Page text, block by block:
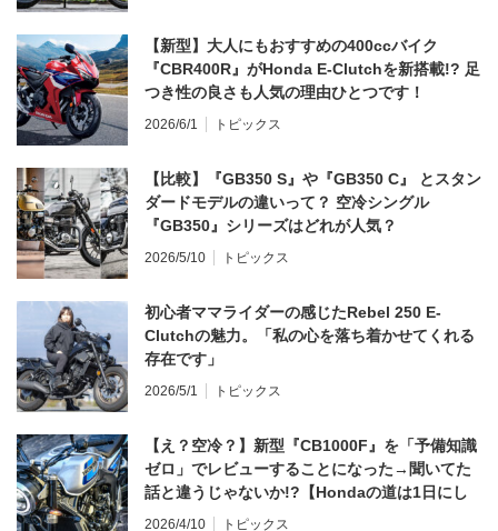
【新型】大人にもおすすめの400ccバイク
『CBR400R』がHonda E-Clutchを新搭載!? 足
つき性の良さも人気の理由ひとつです！
2026/6/1 トピックス
【比較】『GB350 S』や『GB350 C』 とスタン
ダードモデルの違いって？ 空冷シングル
『GB350』シリーズはどれが人気？
2026/5/10 トピックス
初心者ママライダーの感じたRebel 250 E-
Clutchの魅力。「私の心を落ち着かせてくれる
存在です」
2026/5/1 トピックス
【え？空冷？】新型『CB1000F』を「予備知識
ゼロ」でレビューすることになった→聞いてた
話と違うじゃないか!?【Hondaの道は1日にし
てならず／CB1000F ①第一印象 編】
2026/4/10 トピックス